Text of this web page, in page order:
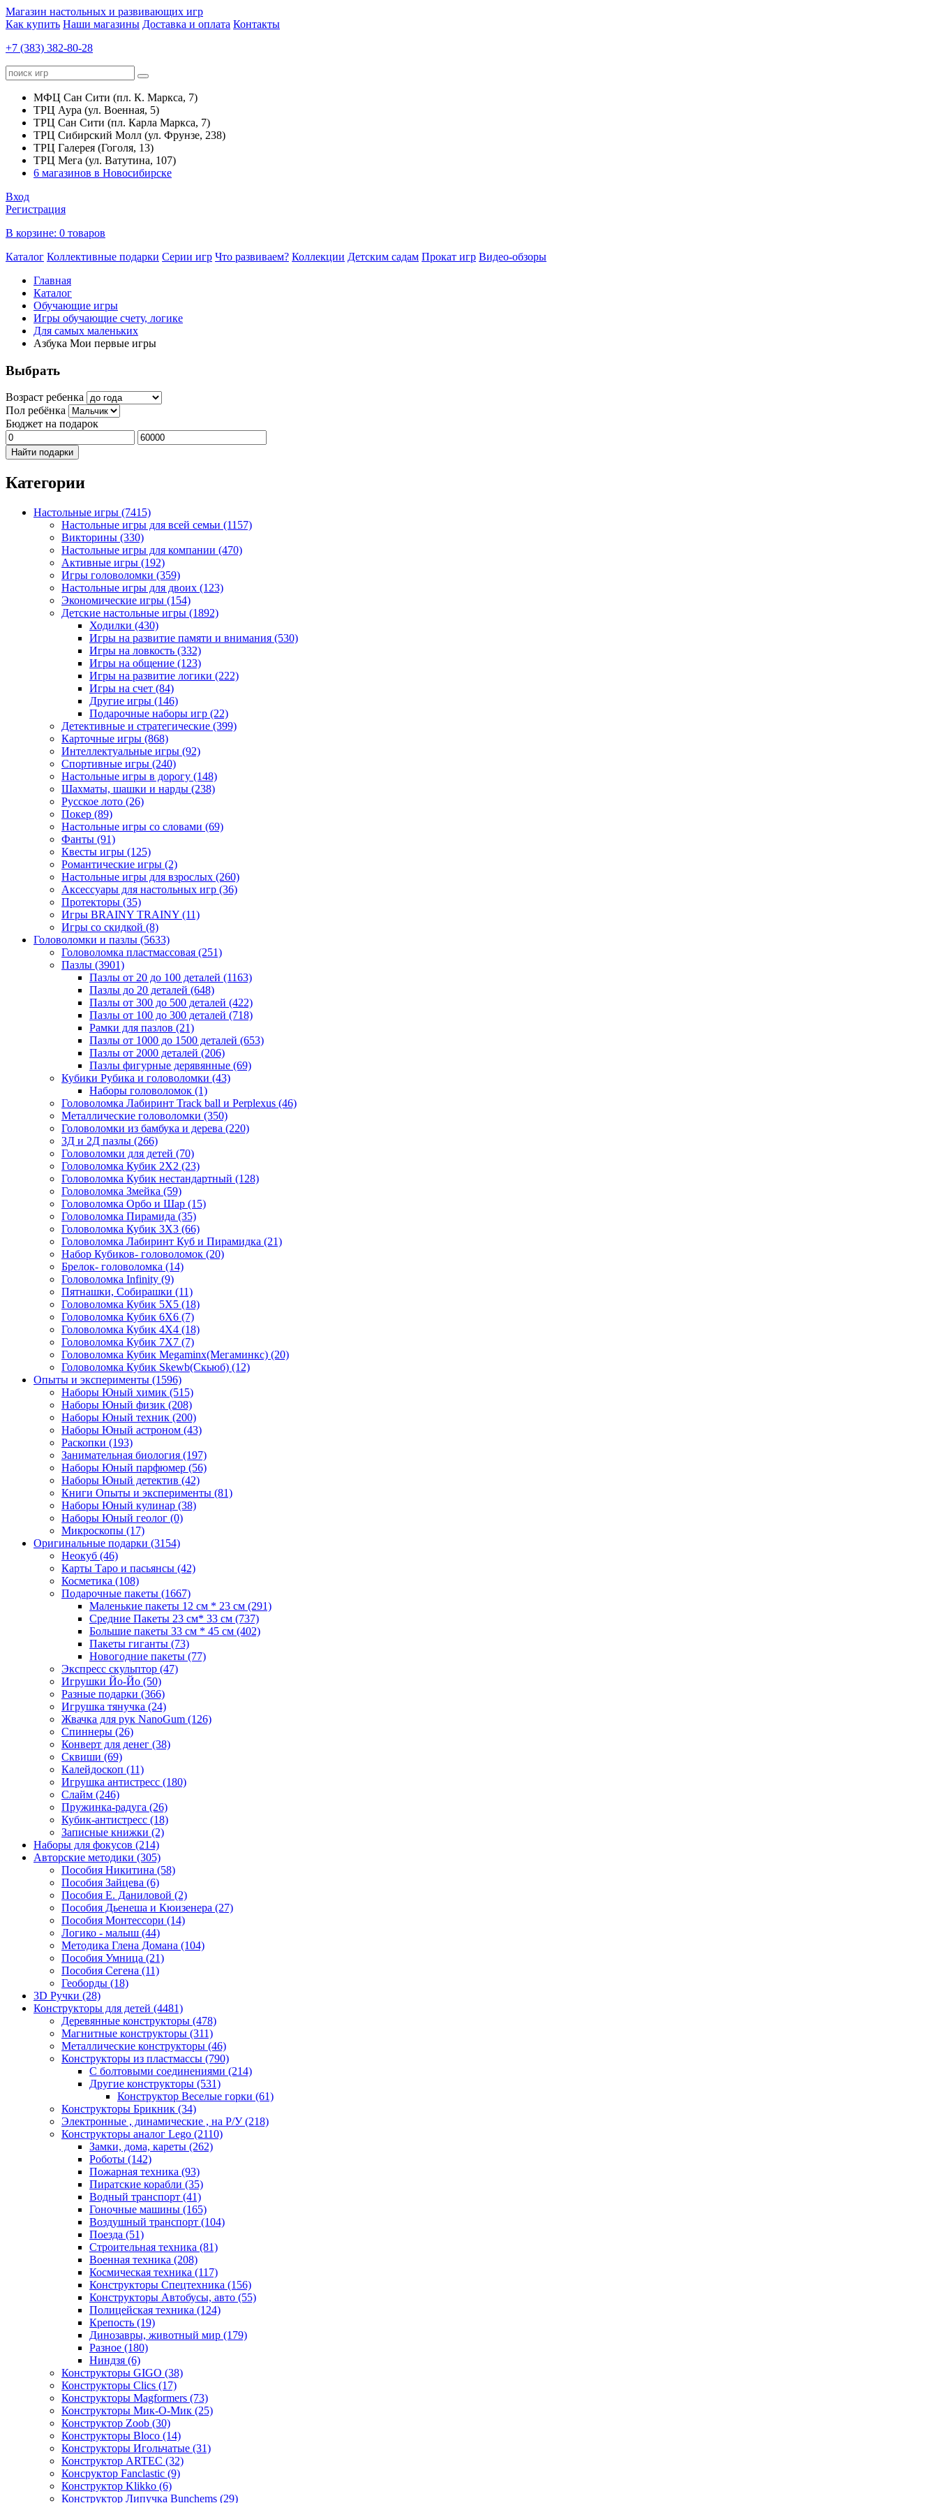
Магазин настольных и развивающих игр
Как купить Наши магазины Доставка и оплата Контакты
+7 (383) 382-80-28
МФЦ Сан Сити (пл. К. Маркса, 7)
ТРЦ Аура (ул. Военная, 5)
ТРЦ Сан Сити (пл. Карла Маркса, 7)
ТРЦ Сибирский Молл (ул. Фрунзе, 238)
ТРЦ Галерея (Гоголя, 13)
ТРЦ Мега (ул. Ватутина, 107)
6 магазинов в Новосибирске
Вход
Регистрация
В корзине: 0 товаров
Каталог Коллективные подарки Серии игр Что развиваем? Коллекции Детским садам Прокат игр Видео-обзоры
Главная
Каталог
Обучающие игры
Игры обучающие счету, логике
Для самых маленьких
Азбука Мои первые игры
Выбрать
Возраст ребенка
Пол ребёнка
Бюджет на подарок
Найти подарки
Категории
Настольные игры (7415)
Настольные игры для всей семьи (1157)
Викторины (330)
Настольные игры для компании (470)
Активные игры (192)
Игры головоломки (359)
Настольные игры для двоих (123)
Экономические игры (154)
Детские настольные игры (1892)
Ходилки (430)
Игры на развитие памяти и внимания (530)
Игры на ловкость (332)
Игры на общение (123)
Игры на развитие логики (222)
Игры на счет (84)
Другие игры (146)
Подарочные наборы игр (22)
Детективные и стратегические (399)
Карточные игры (868)
Интеллектуальные игры (92)
Спортивные игры (240)
Настольные игры в дорогу (148)
Шахматы, шашки и нарды (238)
Русское лото (26)
Покер (89)
Настольные игры со словами (69)
Фанты (91)
Квесты игры (125)
Романтические игры (2)
Настольные игры для взрослых (260)
Аксессуары для настольных игр (36)
Протекторы (35)
Игры BRAINY TRAINY (11)
Игры со скидкой (8)
Головоломки и пазлы (5633)
Головоломка пластмассовая (251)
Пазлы (3901)
Пазлы от 20 до 100 деталей (1163)
Пазлы до 20 деталей (648)
Пазлы от 300 до 500 деталей (422)
Пазлы от 100 до 300 деталей (718)
Рамки для пазлов (21)
Пазлы от 1000 до 1500 деталей (653)
Пазлы от 2000 деталей (206)
Пазлы фигурные дерявянные (69)
Кубики Рубика и головоломки (43)
Наборы головоломок (1)
Головоломка Лабиринт Track ball и Perplexus (46)
Металлические головоломки (350)
Головоломки из бамбука и дерева (220)
3Д и 2Д пазлы (266)
Головоломки для детей (70)
Головоломка Кубик 2Х2 (23)
Головоломка Кубик нестандартный (128)
Головоломка Змейка (59)
Головоломка Орбо и Шар (15)
Головоломка Пирамида (35)
Головоломка Кубик 3Х3 (66)
Головоломка Лабиринт Куб и Пирамидка (21)
Набор Кубиков- головоломок (20)
Брелок- головоломка (14)
Головоломка Infinity (9)
Пятнашки, Собирашки (11)
Головоломка Кубик 5Х5 (18)
Головоломка Кубик 6Х6 (7)
Головоломка Кубик 4Х4 (18)
Головоломка Кубик 7Х7 (7)
Головоломка Кубик Megaminx(Мегаминкс) (20)
Головоломка Кубик Skewb(Скьюб) (12)
Опыты и эксперименты (1596)
Наборы Юный химик (515)
Наборы Юный физик (208)
Наборы Юный техник (200)
Наборы Юный астроном (43)
Раскопки (193)
Занимательная биология (197)
Наборы Юный парфюмер (56)
Наборы Юный детектив (42)
Книги Опыты и эксперименты (81)
Наборы Юный кулинар (38)
Наборы Юный геолог (0)
Микроскопы (17)
Оригинальные подарки (3154)
Неокуб (46)
Карты Таро и пасьянсы (42)
Косметика (108)
Подарочные пакеты (1667)
Маленькие пакеты 12 см * 23 см (291)
Средние Пакеты 23 см* 33 см (737)
Большие пакеты 33 см * 45 см (402)
Пакеты гиганты (73)
Новогодние пакеты (77)
Экспресс скульптор (47)
Игрушки Йо-Йо (50)
Разные подарки (366)
Игрушка тянучка (24)
Жвачка для рук NanoGum (126)
Спиннеры (26)
Конверт для денег (38)
Сквиши (69)
Калейдоскоп (11)
Игрушка антистресс (180)
Слайм (246)
Пружинка-радуга (26)
Кубик-антистресс (18)
Записные книжки (2)
Наборы для фокусов (214)
Авторские методики (305)
Пособия Никитина (58)
Пособия Зайцева (6)
Пособия Е. Даниловой (2)
Пособия Дьенеша и Кюизенера (27)
Пособия Монтессори (14)
Логико - малыш (44)
Методика Глена Домана (104)
Пособия Умница (21)
Пособия Сегена (11)
Геоборды (18)
3D Ручки (28)
Конструкторы для детей (4481)
Деревянные конструкторы (478)
Магнитные конструкторы (311)
Металлические конструкторы (46)
Конструкторы из пластмассы (790)
С болтовыми соединениями (214)
Другие конструкторы (531)
Конструктор Веселые горки (61)
Конструкторы Брикник (34)
Электронные , динамические , на Р/У(218)
Конструкторы аналог Lego (2110)
Замки, дома, кареты (262)
Роботы (142)
Пожарная техника (93)
Пиратские корабли (35)
Водный транспорт (41)
Гоночные машины (165)
Воздушный транспорт (104)
Поезда (51)
Строительная техника (81)
Военная техника (208)
Космическая техника (117)
Конструкторы Спецтехника (156)
Конструкторы Автобусы, авто (55)
Полицейская техника (124)
Крепость (19)
Динозавры, животный мир (179)
Разное (180)
Ниндзя (6)
Конструкторы GIGO (38)
Конструкторы Clics (17)
Конструкторы Magformers (73)
Конструкторы Мик-О-Мик (25)
Конструктор Zoob (30)
Конструкторы Bloco (14)
Конструкторы Игольчатые (31)
Конструктор ARTEC (32)
Консруктор Fanclastic (9)
Конструктор Klikko (6)
Конструктор Липучка Bunchems (29)